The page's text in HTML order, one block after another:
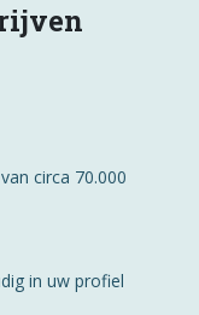
circa 70.000
in uw profiel